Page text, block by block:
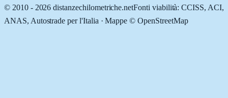
© 2010 - 2026 distanzechilometriche.netFonti viabilità: CCISS, ACI,
ANAS, Autostrade per l'Italia · Mappe © OpenStreetMap